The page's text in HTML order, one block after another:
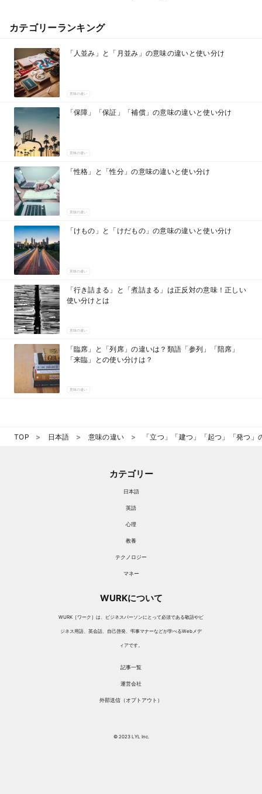
カテゴリーランキング
「人並み」と「月並み」の意味の違いと使い分け
意味の違い
「保障」「保証」「補償」の意味の違いと使い分け
意味の違い
「性格」と「性分」の意味の違いと使い分け
意味の違い
「けもの」と「けだもの」の意味の違いと使い分け
意味の違い
「行き詰まる」と「煮詰まる」は正反対の意味！正しい
使い分けとは
意味の違い
「臨席」と「列席」の違いは？類語「参列」「陪席」
「来臨」との使い分けは？
意味の違い
TOP 日本語 意味の違い 「立つ」「建つ」「起つ」「発つ
カテゴリー
日本語
英語
心理
教養
テクノロジー
マネー
WURKについて
WURK［ワーク］は、ビジネスパーソンにとって必須である敬語やビ
ジネス用語、英会話、自己啓発、弔事マナーなどが学べるWebメデ
ィアです。
記事一覧
運営会社
外部送信（オプトアウト）
© 2023 LYL Inc.